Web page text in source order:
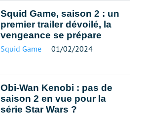
Squid Game, saison 2 : un
premier trailer dévoilé, la
vengeance se prépare
Squid Game 01/02/2024
Obi-Wan Kenobi : pas de
saison 2 en vue pour la
série Star Wars ?